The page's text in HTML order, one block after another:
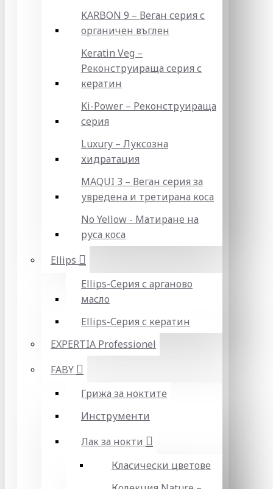
KARBON 9 – Веган серия с
органичен въглен
Keratin Veg –
Реконструираща серия с
кератин
Ki-Power – Реконструираща
серия
Luxury – Луксозна
хидратация
MAQUI 3 – Веган серия за
увредена и третирана коса
No Yellow - Матиране на
руса коса
Ellips
Ellips-Серия с арганово
масло
Ellips-Серия с кератин
EXPERTIA Professionel
FABY
Грижа за ноктите
Инструменти
Лак за нокти
Класически цветове